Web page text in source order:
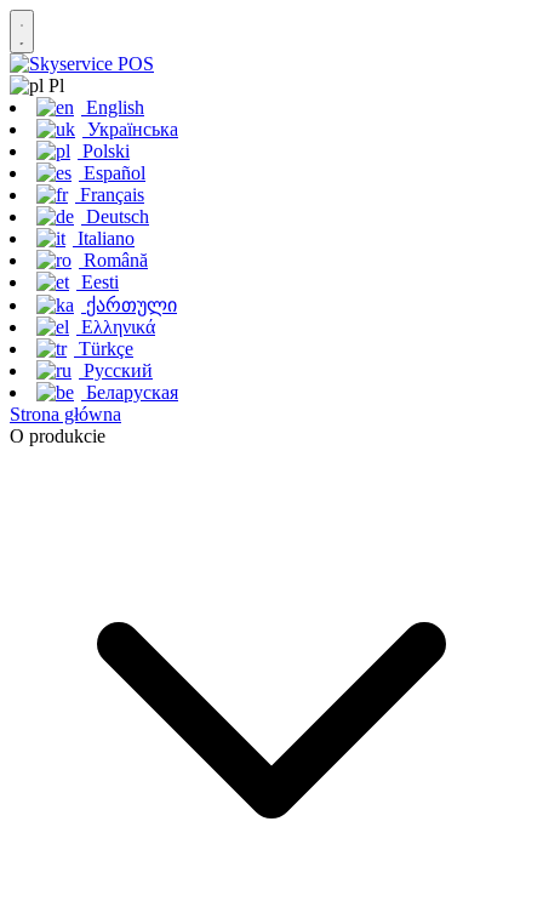
Pl
English
Українська
Polski
Español
Français
Deutsch
Italiano
Română
Eesti
ქართული
Ελληνικά
Türkçe
Русский
Беларуская
Strona główna
O produkcie